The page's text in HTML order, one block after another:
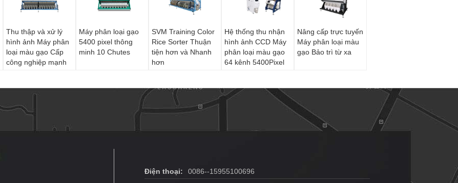
Thu thập và xử lý
hình ảnh Máy phân
loại màu gạo Cấp
công nghiệp mạnh
Máy phân loại gạo
5400 pixel thông
minh 10 Chutes
SVM Training Color
Rice Sorter Thuận
tiện hơn và Nhanh
hơn
Hệ thống thu nhận
hình ảnh CCD Máy
phân loại màu gạo
64 kênh 5400Pixel
Nâng cấp trực tuyến
Máy phân loại màu
gạo Bảo trì từ xa
Điện thoại:
0086--15955100696